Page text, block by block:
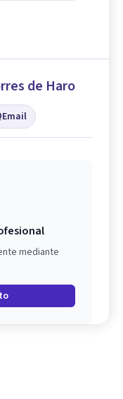
de Haro
Email
mediante